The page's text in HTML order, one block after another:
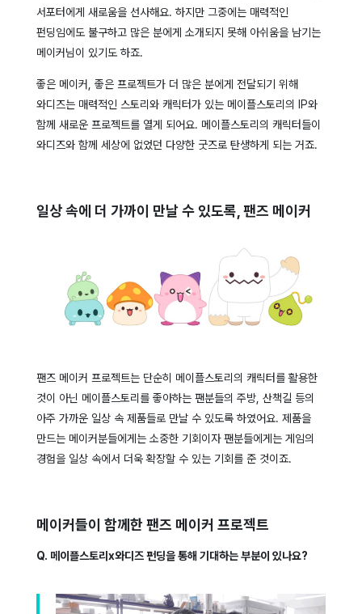
서포터에게 새로움을 선사해요. 하지만 그중에는 매력적인
펀딩임에도 불구하고 많은 분에게 소개되지 못해 아쉬움을 남기는
메이커님이 있기도 하죠.
좋은 메이커, 좋은 프로젝트가 더 많은 분에게 전달되기 위해
와디즈는 매력적인 스토리와 캐릭터가 있는 메이플스토리의 IP와
함께 새로운 프로젝트를 열게 되어요. 메이플스토리의 캐릭터들이
와디즈와 함께 세상에 없었던 다양한 굿즈로 탄생하게 되는 거죠.
일상 속에 더 가까이 만날 수 있도록, 팬즈 메이커
팬즈 메이커 프로젝트는 단순히 메이플스토리의 캐릭터를 활용한
것이 아닌 메이플스토리를 좋아하는 팬분들의 주방, 산책길 등의
아주 가까운 일상 속 제품들로 만날 수 있도록 하였어요. 제품을
만드는 메이커분들에게는 소중한 기회이자 팬분들에게는 게임의
경험을 일상 속에서 더욱 확장할 수 있는 기회를 준 것이죠.
메이커들이 함께한 팬즈 메이커 프로젝트
Q. 메이플스토리x와디즈 펀딩을 통해 기대하는 부분이 있나요?